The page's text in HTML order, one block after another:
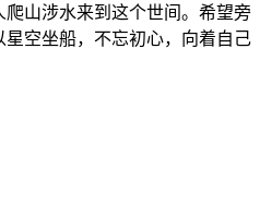
山涉水来到这个世间。希望旁
空坐船，不忘初心，向着自己